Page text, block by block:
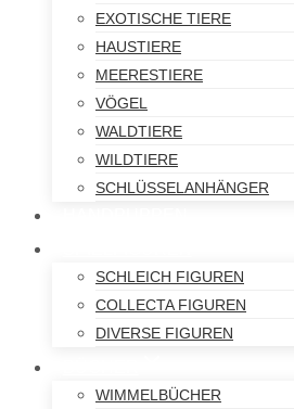
EXOTISCHE TIERE
HAUSTIERE
MEERESTIERE
VÖGEL
WALDTIERE
WILDTIERE
SCHLÜSSELANHÄNGER
SCHLEICH FIGUREN
COLLECTA FIGUREN
DIVERSE FIGUREN
WIMMELBÜCHER